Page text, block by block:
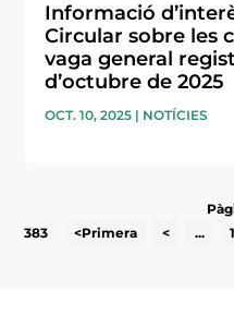
Informació
Circular sobre les
vaga general
d’octubre de 2025
OCT. 10, 2025 | NOTÍCIES
383
<Primera < ...